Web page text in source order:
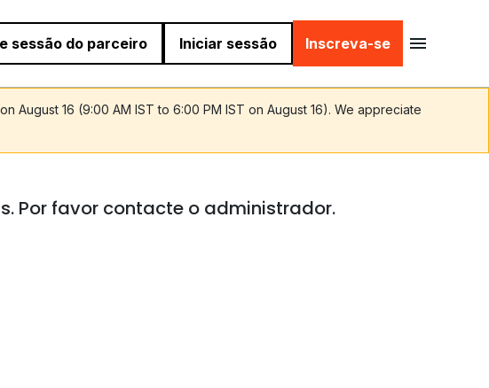
sessão do parceiro Iniciar sessão Inscreva-se
August 16 (9:00 AM IST to 6:00 PM IST on August 16). We appreciate
Por favor contacte o administrador.